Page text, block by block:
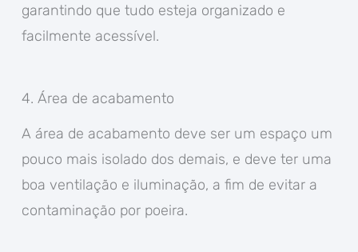
garantindo que tudo esteja organizado e
facilmente acessível.
4. Área de acabamento
A área de acabamento deve ser um espaço um
pouco mais isolado dos demais, e deve ter uma
boa ventilação e iluminação, a fim de evitar a
contaminação por poeira.